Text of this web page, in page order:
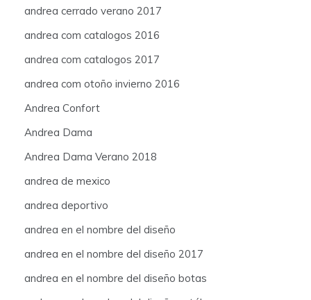
andrea cerrado verano 2017
andrea com catalogos 2016
andrea com catalogos 2017
andrea com otoño invierno 2016
Andrea Confort
Andrea Dama
Andrea Dama Verano 2018
andrea de mexico
andrea deportivo
andrea en el nombre del diseño
andrea en el nombre del diseño 2017
andrea en el nombre del diseño botas